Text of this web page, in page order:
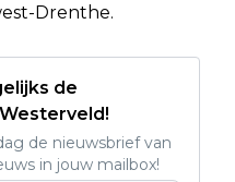
Drenthe.
de
de nieuwsbrief van
in jouw mailbox!